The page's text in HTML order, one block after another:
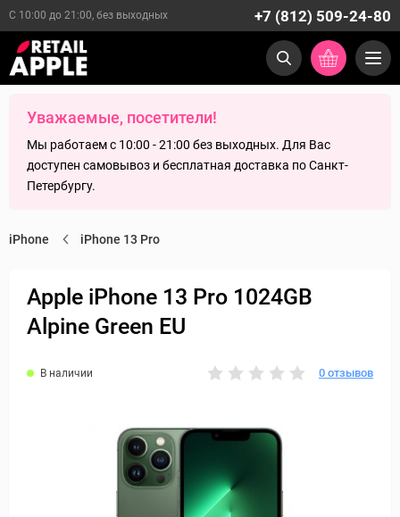
С 10:00 до 21:00, без выходных +7 (812) 509-24-80
Уважаемые, посетители!
Мы работаем с 10:00 - 21:00 без выходных. Для Вас
доступен самовывоз и бесплатная доставка по Санкт-
Петербургу.
iPhone iPhone 13 Pro
Apple iPhone 13 Pro 1024GB
Alpine Green EU
В наличии 0 отзывов